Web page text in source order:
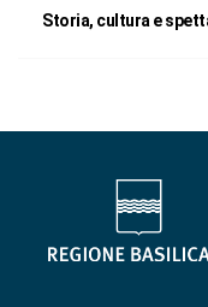
Storia, cultura e